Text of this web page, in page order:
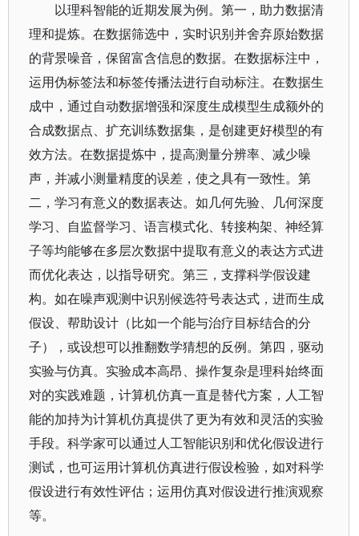
以理科智能的近期发展为例。第一，助力数据清
理和提炼。在数据筛选中，实时识别并舍弃原始数据
的背景噪音，保留富含信息的数据。在数据标注中，
运用伪标签法和标签传播法进行自动标注。在数据生
成中，通过自动数据增强和深度生成模型生成额外的
合成数据点、扩充训练数据集，是创建更好模型的有
效方法。在数据提炼中，提高测量分辨率、减少噪
声，并减小测量精度的误差，使之具有一致性。第
二，学习有意义的数据表达。如几何先验、几何深度
学习、自监督学习、语言模式化、转接构架、神经算
子等均能够在多层次数据中提取有意义的表达方式进
而优化表达，以指导研究。第三，支撑科学假设建
构。如在噪声观测中识别候选符号表达式，进而生成
假设、帮助设计（比如一个能与治疗目标结合的分
子），或设想可以推翻数学猜想的反例。第四，驱动
实验与仿真。实验成本高昂、操作复杂是理科始终面
对的实践难题，计算机仿真一直是替代方案，人工智
能的加持为计算机仿真提供了更为有效和灵活的实验
手段。科学家可以通过人工智能识别和优化假设进行
测试，也可运用计算机仿真进行假设检验，如对科学
假设进行有效性评估；运用仿真对假设进行推演观察
等。